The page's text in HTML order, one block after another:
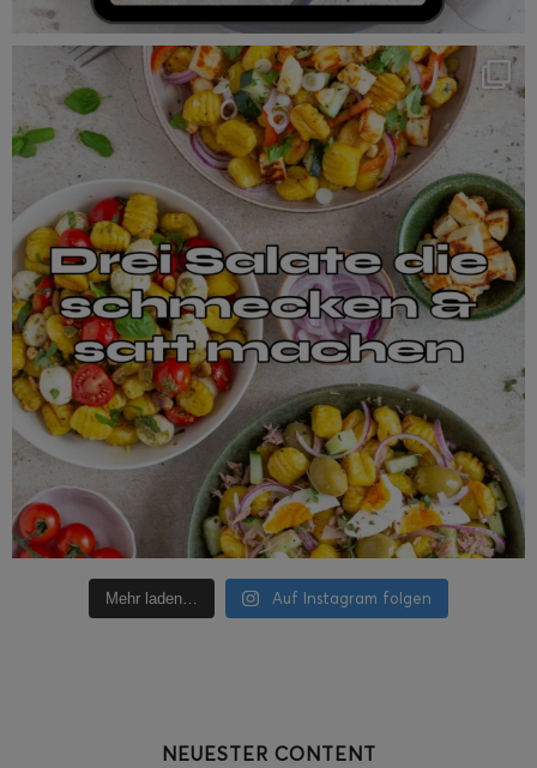
Mehr laden… Auf Instagram folgen
NEUESTER CONTENT